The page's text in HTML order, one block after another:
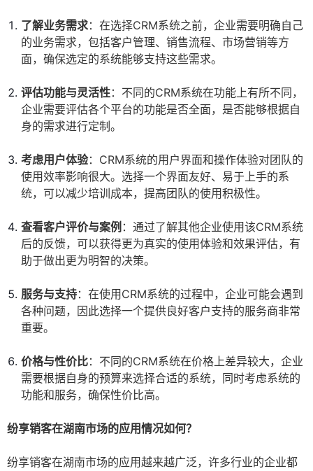
了解业务需求：在选择CRM系统之前，企业需要明确自己
的业务需求，包括客户管理、销售流程、市场营销等方
面，确保选定的系统能够支持这些需求。
评估功能与灵活性：不同的CRM系统在功能上有所不同，
企业需要评估各个平台的功能是否全面，是否能够根据自
身的需求进行定制。
考虑用户体验：CRM系统的用户界面和操作体验对团队的
使用效率影响很大。选择一个界面友好、易于上手的系
统，可以减少培训成本，提高团队的使用积极性。
查看客户评价与案例 ：通过了解其他企业使用该CRM系统
后的反馈，可以获得更为真实的使用体验和效果评估，有
助于做出更为明智的决策。
服务与支持：在使用CRM系统的过程中，企业可能会遇到
各种问题，因此选择一个提供良好客户支持的服务商非常
重要。
价格与性价比：不同的CRM系统在价格上差异较大，企业
需要根据自身的预算来选择合适的系统，同时考虑系统的
功能和服务，确保性价比高。
纷享销客在湖南市场的应用情况如何？
纷享销客在湖南市场的应用越来越广泛，许多行业的企业都